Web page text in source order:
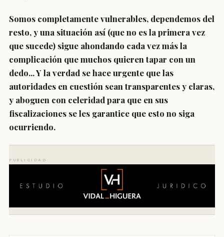
Somos completamente vulnerables, dependemos del
resto, y una situación así (que no es la primera vez
que sucede) sigue ahondando cada vez más la
complicación que muchos quieren tapar con un
dedo... Y la verdad se hace urgente que las
autoridades en cuestión sean transparentes y claras,
y aboguen con celeridad para que en sus
fiscalizaciones se les garantice que esto no siga
ocurriendo.
PUBLICIDAD